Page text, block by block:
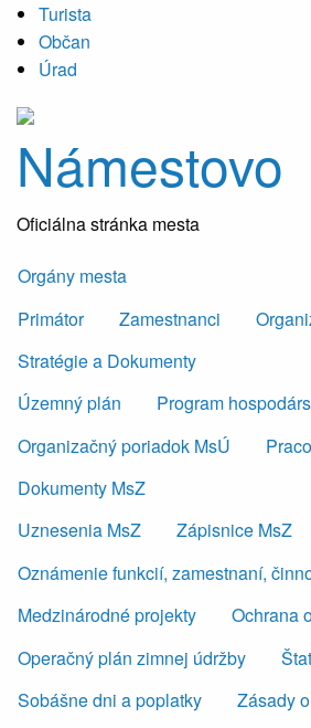
Turista
Občan
Úrad
Námestovo
Oficiálna stránka mesta
Orgány mesta
Primátor
Zamestnanci
Stratégie a Dokumenty
Územný plán
Program
Organizačný poriadok MsÚ
Dokumenty MsZ
Uznesenia MsZ
Zápisnice MsZ
Oznámenie funkcií, zamestnaní,
Medzinárodné projekty
Ochrana
Operačný plán zimnej údržby
Sobášne dni a poplatky
Zásady